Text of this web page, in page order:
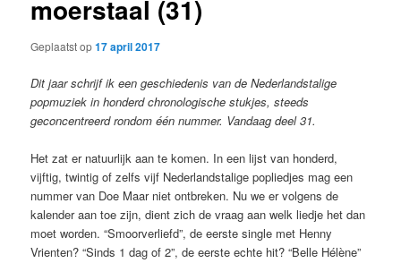
moerstaal (31)
Geplaatst op17 april 2017
Dit jaar schrijf ik een geschiedenis van de Nederlandstalige
popmuziek in honderd chronologische stukjes, steeds
geconcentreerd rondom één nummer. Vandaag deel 31.
Het zat er natuurlijk aan te komen. In een lijst van honderd,
vijftig, twintig of zelfs vijf Nederlandstalige popliedjes mag een
nummer van Doe Maar niet ontbreken. Nu we er volgens de
kalender aan toe zijn, dient zich de vraag aan welk liedje het dan
moet worden. “Smoorverliefd”, de eerste single met Henny
Vrienten? “Sinds 1 dag of 2”, de eerste echte hit? “Belle Hélène”